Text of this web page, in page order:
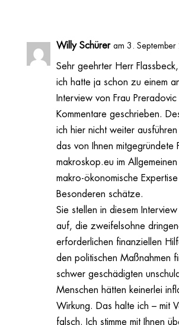
Willy Schürer am 3.
Sehr geehrter Herr Flassbeck,
ich hatte ja schon zu einem
Interview von Frau Preradovic
Kommentare geschrieben.
ich hier nicht weiter
das von Ihnen mitgegründete
makroskop.eu im
makro-ökonomische Expertise
Besonderen schätze.
Sie stellen in diesem
auf, die zweifelsohne
erforderlichen finanziellen
den politischen Maßnahmen
schwer geschädigten
Menschen hätten keinerlei
Wirkung. Das halte ich – mit
falsch. Ich stimme mit Ihnen